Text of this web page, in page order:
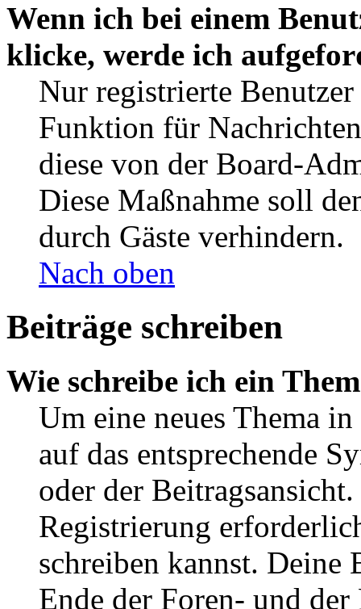
Wenn ich bei einem
klicke, werde ich
Nur registrierte
Funktion für
diese von der Board-
Diese Maßnahme soll
durch Gäste verhindern.
Nach oben
Beiträge schreiben
Wie schreibe ich ein
Um eine neues Thema
auf das entsprechende
oder der
Registrierung
schreiben kannst. Deine
Ende der Foren- und